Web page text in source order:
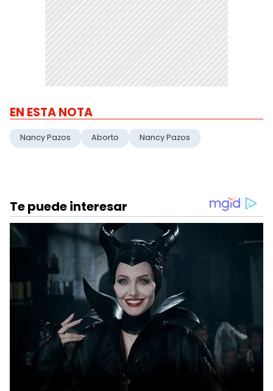
EN ESTA NOTA
Nancy Pazos Aborto Nancy Pazos